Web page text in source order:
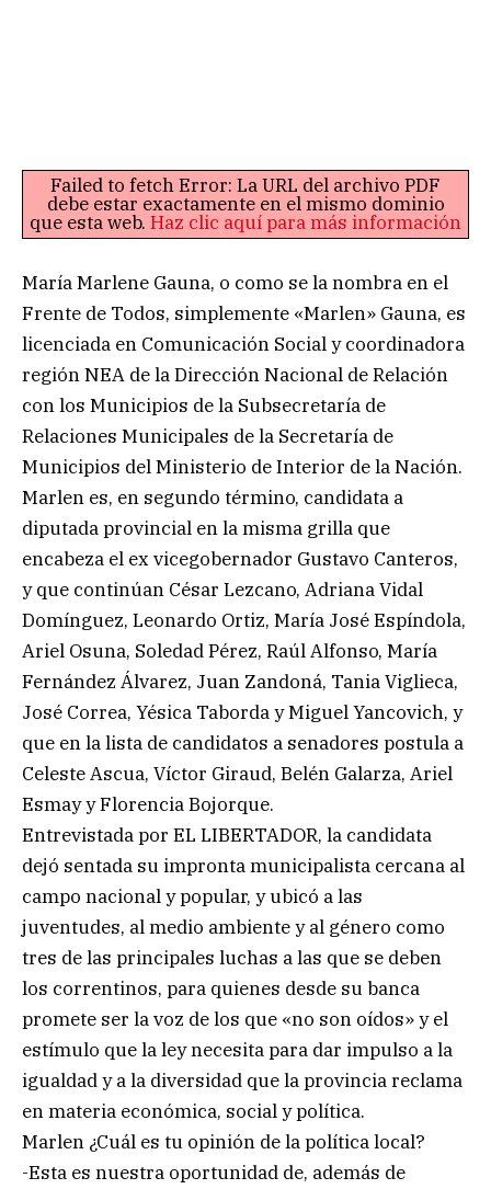
Failed to fetch Error: La URL del archivo PDF
debe estar exactamente en el mismo dominio
que esta web. Haz clic aquí para más información
María Marlene Gauna, o como se la nombra en el
Frente de Todos, simplemente «Marlen» Gauna, es
licenciada en Comunicación Social y coordinadora
región NEA de la Dirección Nacional de Relación
con los Municipios de la Subsecretaría de
Relaciones Municipales de la Secretaría de
Municipios del Ministerio de Interior de la Nación.
Marlen es, en segundo término, candidata a
diputada provincial en la misma grilla que
encabeza el ex vicegobernador Gustavo Canteros,
y que continúan César Lezcano, Adriana Vidal
Domínguez, Leonardo Ortiz, María José Espíndola,
Ariel Osuna, Soledad Pérez, Raúl Alfonso, María
Fernández Álvarez, Juan Zandoná, Tania Viglieca,
José Correa, Yésica Taborda y Miguel Yancovich, y
que en la lista de candidatos a senadores postula a
Celeste Ascua, Víctor Giraud, Belén Galarza, Ariel
Esmay y Florencia Bojorque.
Entrevistada por EL LIBERTADOR, la candidata
dejó sentada su impronta municipalista cercana al
campo nacional y popular, y ubicó a las
juventudes, al medio ambiente y al género como
tres de las principales luchas a las que se deben
los correntinos, para quienes desde su banca
promete ser la voz de los que «no son oídos» y el
estímulo que la ley necesita para dar impulso a la
igualdad y a la diversidad que la provincia reclama
en materia económica, social y política.
Marlen ¿Cuál es tu opinión de la política local?
-Esta es nuestra oportunidad de, además de